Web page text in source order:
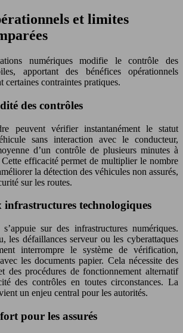
et limites
numériques modifie le contrôle des
apportant des bénéfices opérationnels
certaines contraintes pratiques.
des contrôles
peuvent vérifier instantanément le statut
sans interaction avec le conducteur,
d’un contrôle de plusieurs minutes à
efficacité permet de multiplier le nombre
la détection des véhicules non assurés,
sur les routes.
infrastructures technologiques
sur des infrastructures numériques.
les défaillances serveur ou les cyberattaques
interrompre le système de vérification,
les documents papier. Cela nécessite des
des procédures de fonctionnement alternatif
des contrôles en toutes circonstances. La
un enjeu central pour les autorités.
pour les assurés